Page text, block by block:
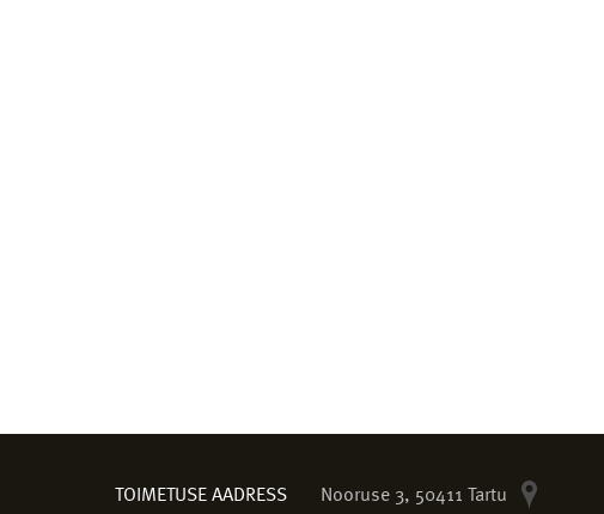
TOIMETUSE AADRESS Nooruse 3, 50411 Tartu